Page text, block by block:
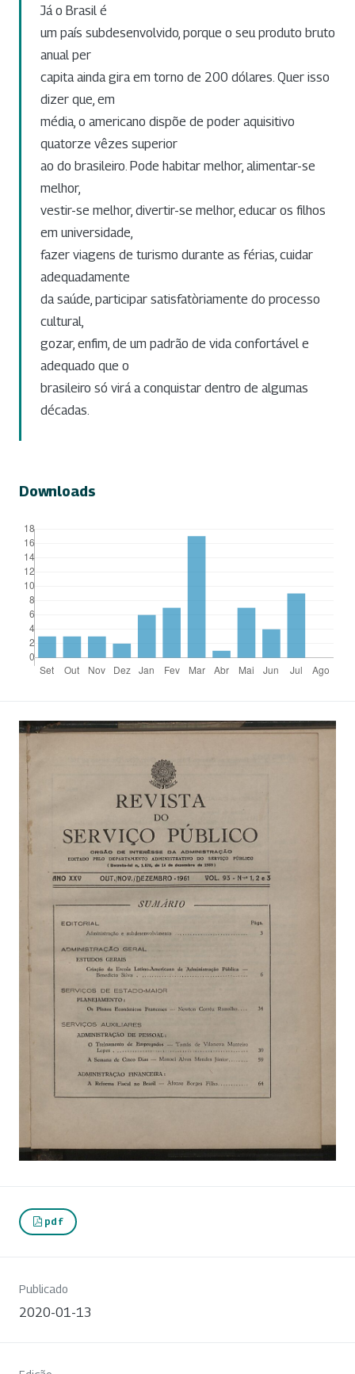
Já o Brasil é
um país subdesenvolvido, porque o seu produto bruto
anual per
capita ainda gira em torno de 200 dólares. Quer isso
dizer que, em
média, o americano dispõe de poder aquisitivo
quatorze vêzes superior
ao do brasileiro. Pode habitar melhor, alimentar-se
melhor,
vestir-se melhor, divertir-se melhor, educar os filhos
em universidade,
fazer viagens de turismo durante as férias, cuidar
adequadamente
da saúde, participar satisfatòriamente do processo
cultural,
gozar, enfim, de um padrão de vida confortável e
adequado que o
brasileiro só virá a conquistar dentro de algumas
décadas.
Downloads
pdf
Publicado
2020-01-13